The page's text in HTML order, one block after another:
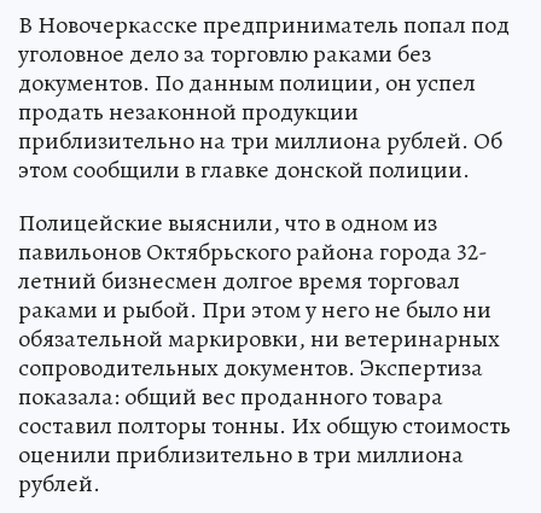
В Новочеркасске предприниматель попал под
уголовное дело за торговлю раками без
документов. По данным полиции, он успел
продать незаконной продукции
приблизительно на три миллиона рублей. Об
этом сообщили в главке донской полиции.
Полицейские выяснили, что в одном из
павильонов Октябрьского района города 32-
летний бизнесмен долгое время торговал
раками и рыбой. При этом у него не было ни
обязательной маркировки, ни ветеринарных
сопроводительных документов. Экспертиза
показала: общий вес проданного товара
составил полторы тонны. Их общую стоимость
оценили приблизительно в три миллиона
рублей.